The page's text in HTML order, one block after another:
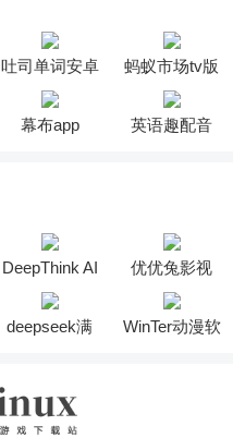
吐司单词安卓
版
蚂蚁市场tv版
幕布app 英语趣配音
DeepThink AI
软件
优优兔影视
2025最新版安
装
deepseek满
WinTer动漫软